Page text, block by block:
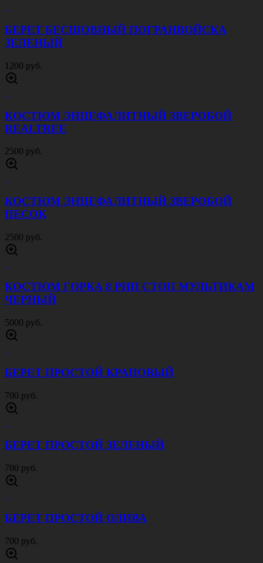
БЕРЕТ БЕСШОВНЫЙ ПОГРАНВОЙСКА
ЗЕЛЕНЫЙ
1200 руб.
КОСТЮМ ЭНЦЕФАЛИТНЫЙ ЗВЕРОБОЙ
REALTREE
2500 руб.
КОСТЮМ ЭНЦЕФАЛИТНЫЙ ЗВЕРОБОЙ
ПЕСОК
2500 руб.
КОСТЮМ ГОРКА 8 РИП СТОП МУЛЬТИКАМ
ЧЕРНЫЙ
5000 руб.
БЕРЕТ ПРОСТОЙ КРАПОВЫЙ
700 руб.
БЕРЕТ ПРОСТОЙ ЗЕЛЕНЫЙ
700 руб.
БЕРЕТ ПРОСТОЙ ОЛИВА
700 руб.